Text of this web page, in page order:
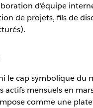
d’équipe
de projets, fils de
le cap symbolique du
actifs mensuels en
comme une